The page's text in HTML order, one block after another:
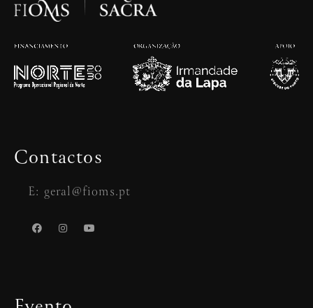
Contactos
E: geral@fioms.pt